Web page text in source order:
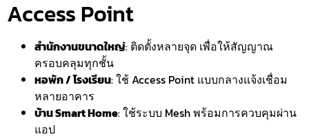
Access Point
สำนักงานขนาดใหญ่: ติดตั้งหลายจุด เพื่อให้สัญญาณ
ครอบคลุมทุกชั้น
หอพัก / โรงเรียน: ใช้ Access Point แบบกลางแจ้งเชื่อม
หลายอาคาร
บ้าน Smart Home: ใช้ระบบ Mesh พร้อมการควบคุมผ่าน
แอป